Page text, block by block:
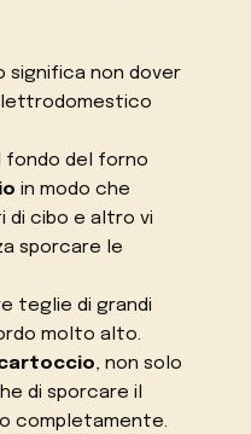
significa non dover
fondo del forno
in modo che
di cibo e altro vi
sporcare le
teglie di grandi
molto alto.
, non solo
di sporcare il
completamente.